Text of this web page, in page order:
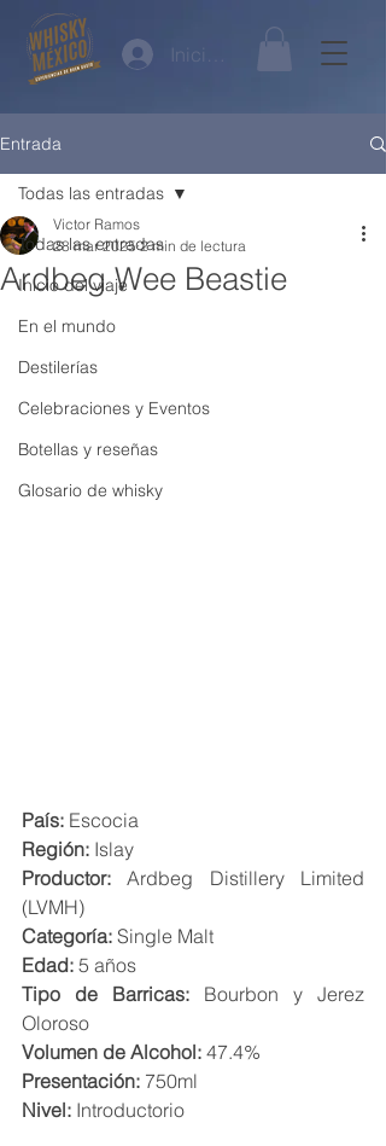
Iniciar sesión
Entrada
Todas las entradas
Inicio del viaje
En el mundo
Destilerías
Celebraciones y Eventos
Botellas y reseñas
Glosario de whisky
Todas las entradas
Ardbeg Wee Beastie
Victor Ramos
28 mar 2025 2 min de lectura
País: Escocia
Región: Islay
Productor: Ardbeg Distillery Limited
(LVMH)
Categoría: Single Malt
Edad: 5 años
Tipo de Barricas: Bourbon y Jerez
Oloroso
Volumen de Alcohol: 47.4%
Presentación: 750ml
Nivel: Introductorio